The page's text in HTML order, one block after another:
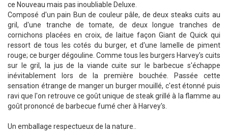
ce Nouveau mais pas inoubliable Deluxe.
Composé d'un pain Bun de couleur pâle, de deux steaks cuits au
gril, d'une tranche de tomate, de deux longue tranches de
cornichons placées en croix, de laitue façon Giant de Quick qui
ressort de tous les cotés du burger, et d'une lamelle de piment
rouge; ce burger dégouline. Comme tous les burgers Harvey's cuits
sur le gril, la jus de la viande cuite sur le barbecue s'échappe
inévitablement lors de la première bouchée. Passée cette
sensation étrange de manger un burger mouillé, c'est étonné puis
ravi que l'on retrouve ce goût unique de steak grillé à la flamme au
goût prononcé de barbecue fumé cher à Harvey's.
Un emballage respectueux de la nature..